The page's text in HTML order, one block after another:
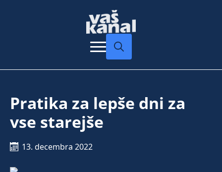
Pratika za lepše dni za
vse starejše
13. decembra 2022